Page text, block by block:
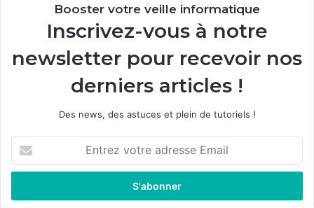
Booster votre veille informatique
Inscrivez-vous à notre
newsletter pour recevoir nos
derniers articles !
Des news, des astuces et plein de tutoriels !
t
e